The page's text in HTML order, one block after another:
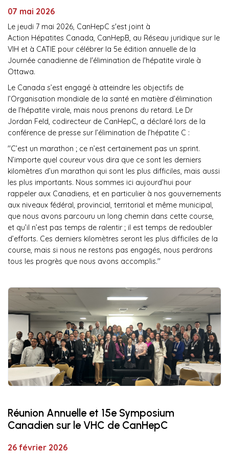
07 mai 2026
Le jeudi 7 mai 2026, CanHepC s'est joint à
Action Hépatites Canada, CanHepB, au Réseau juridique sur le
VIH et à CATIE pour célébrer la 5e édition annuelle de la
Journée canadienne de l'élimination de l'hépatite virale à
Ottawa.
Le Canada s’est engagé à atteindre les objectifs de
l’Organisation mondiale de la santé en matière d’élimination
de l’hépatite virale, mais nous prenons du retard. Le Dr
Jordan Feld, codirecteur de CanHepC, a déclaré lors de la
conférence de presse sur l’élimination de l’hépatite C :
''C’est un marathon ; ce n’est certainement pas un sprint.
N’importe quel coureur vous dira que ce sont les derniers
kilomètres d’un marathon qui sont les plus difficiles, mais aussi
les plus importants. Nous sommes ici aujourd’hui pour
rappeler aux Canadiens, et en particulier à nos gouvernements
aux niveaux fédéral, provincial, territorial et même municipal,
que nous avons parcouru un long chemin dans cette course,
et qu’il n’est pas temps de ralentir ; il est temps de redoubler
d’efforts. Ces derniers kilomètres seront les plus difficiles de la
course, mais si nous ne restons pas engagés, nous perdrons
tous les progrès que nous avons accomplis.''
Réunion Annuelle et 15e Symposium
Canadien sur le VHC de CanHepC
26 février 2026